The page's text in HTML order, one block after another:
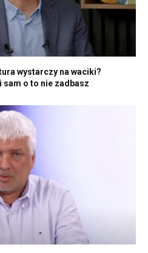
wystarczy na waciki?
sam o to nie zadbasz